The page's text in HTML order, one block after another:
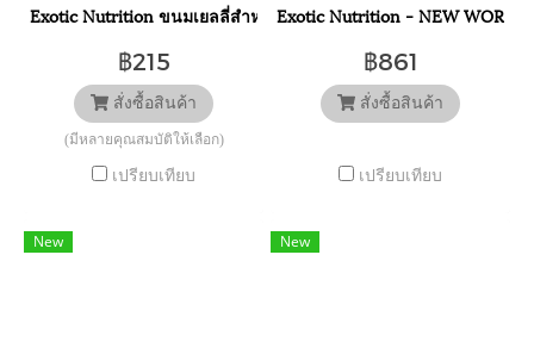
Exotic Nutrition ขนมเยลลี่สำหรับชูการ์ 1 แพ็ค 8 ชิ้น NECTAR
฿215
สั่งซื้อสินค้า
(มีหลายคุณสมบัติให้เลือก)
เปรียบเทียบ
Exotic Nutrition - NEW
฿861
สั่งซื้อสินค้า
เปรียบเทียบ
New New